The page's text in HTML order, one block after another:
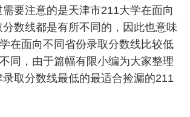
要注意的是天津市211大学在面向
数线都是有所不同的，因此也意味
在面向不同省份录取分数线比较低
同，由于篇幅有限小编为大家整理
取分数线最低的最适合捡漏的211